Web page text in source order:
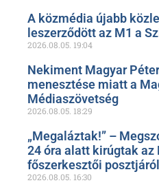
A közmédia újabb
leszerződött az M1 a
2026.08.05. 19:04
Nekiment Magyar
menesztése miatt a
Médiaszövetség
2026.08.05. 18:29
„Megaláztak!” –
24 óra alatt kirúgtak az
főszerkesztői posztjáról
2026.08.05. 16:30